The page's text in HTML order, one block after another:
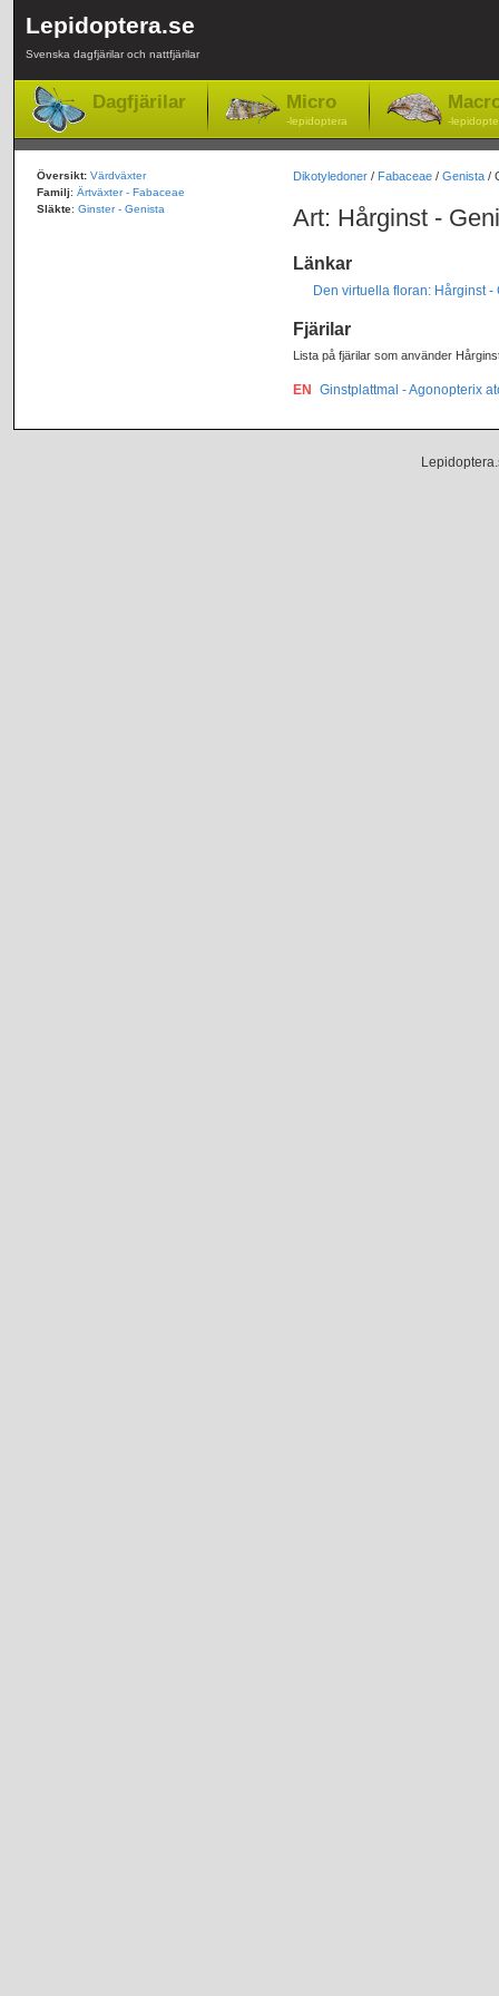
Lepidoptera.se
Svenska dagfjärilar och nattfjärilar
Dagfjärilar Micro
-lepidoptera -
Dikotyledoner/ Fabaceae/ Genista/
Art: Hårginst -
Länkar
Den virtuella floran: Hårginst -
Fjärilar
Lista på fjärilar som använder
EN Ginstplattmal - Agonopterix
Översikt: Värdväxter
Familj: Ärtväxter - Fabaceae
Släkte: Ginster - Genista